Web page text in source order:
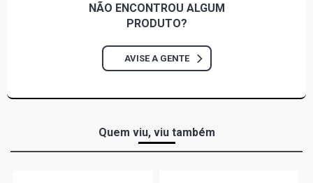
NÃO ENCONTROU ALGUM
PRODUTO?
AVISE A GENTE
Quem viu, viu também